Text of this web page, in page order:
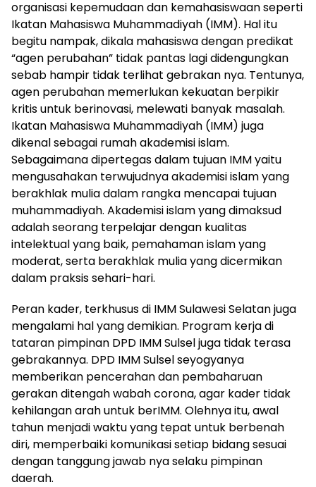
organisasi kepemudaan dan kemahasiswaan seperti
Ikatan Mahasiswa Muhammadiyah (IMM). Hal itu
begitu nampak, dikala mahasiswa dengan predikat
“agen perubahan” tidak pantas lagi didengungkan
sebab hampir tidak terlihat gebrakan nya. Tentunya,
agen perubahan memerlukan kekuatan berpikir
kritis untuk berinovasi, melewati banyak masalah.
Ikatan Mahasiswa Muhammadiyah (IMM) juga
dikenal sebagai rumah akademisi islam.
Sebagaimana dipertegas dalam tujuan IMM yaitu
mengusahakan terwujudnya akademisi islam yang
berakhlak mulia dalam rangka mencapai tujuan
muhammadiyah. Akademisi islam yang dimaksud
adalah seorang terpelajar dengan kualitas
intelektual yang baik, pemahaman islam yang
moderat, serta berakhlak mulia yang dicermikan
dalam praksis sehari-hari.
Peran kader, terkhusus di IMM Sulawesi Selatan juga
mengalami hal yang demikian. Program kerja di
tataran pimpinan DPD IMM Sulsel juga tidak terasa
gebrakannya. DPD IMM Sulsel seyogyanya
memberikan pencerahan dan pembaharuan
gerakan ditengah wabah corona, agar kader tidak
kehilangan arah untuk berIMM. Olehnya itu, awal
tahun menjadi waktu yang tepat untuk berbenah
diri, memperbaiki komunikasi setiap bidang sesuai
dengan tanggung jawab nya selaku pimpinan
daerah.